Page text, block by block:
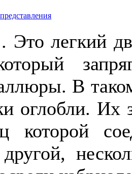
Это легкий
В
оглобли. Их
которой